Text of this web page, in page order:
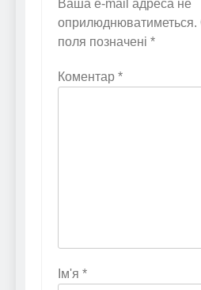
Ваша e-mail адреса не
оприлюднюватиметься.
поля позначені *
Коментар *
Ім'я *